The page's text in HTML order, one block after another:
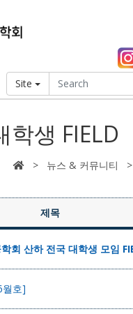
Site
학생 FIELD
> 뉴스 & 커뮤니티 >
제목
월호]